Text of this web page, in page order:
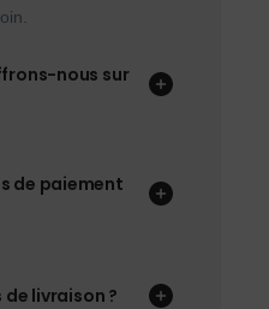
nous sur
de paiement
livraison ?